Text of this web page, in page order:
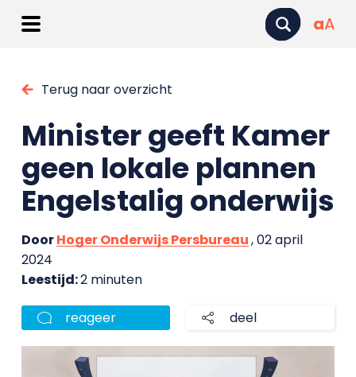
aA
Terug naar overzicht
Minister geeft Kamer
geen lokale plannen
Engelstalig onderwijs
DoorHoger Onderwijs Persbureau, 02 april
2024
Leestijd:2 minuten
reageer deel